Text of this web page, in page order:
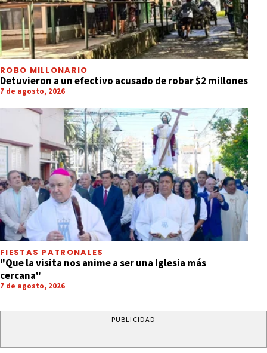
ROBO MILLONARIO
Detuvieron a un efectivo acusado de robar $2 millones
7 de agosto, 2026
FIESTAS PATRONALES
"Que la visita nos anime a ser una Iglesia más
cercana"
7 de agosto, 2026
PUBLICIDAD